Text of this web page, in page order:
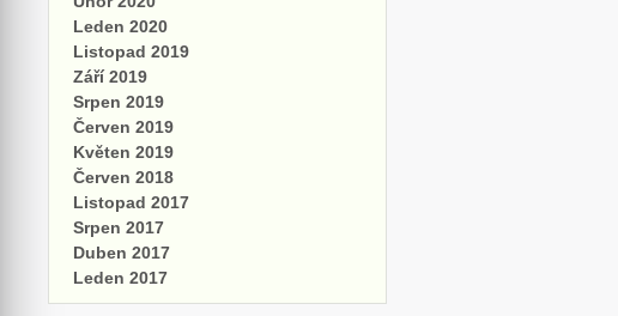
Leden 2020
Listopad 2019
Září 2019
Srpen 2019
Červen 2019
Květen 2019
Červen 2018
Listopad 2017
Srpen 2017
Duben 2017
Leden 2017